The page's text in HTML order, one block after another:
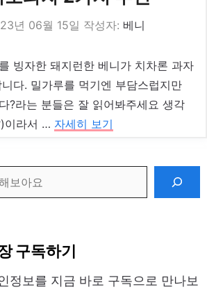
년 06월 15일 작성자: 베니
빙자한 돼지런한 베니가 치차론 과자
다. 밀가루를 먹기엔 부담스럽지만
?라는 분들은 잘 읽어봐주세요 생각
이라서 … 자세히 보기
구독하기
정보를 지금 바로 구독으로 만나보